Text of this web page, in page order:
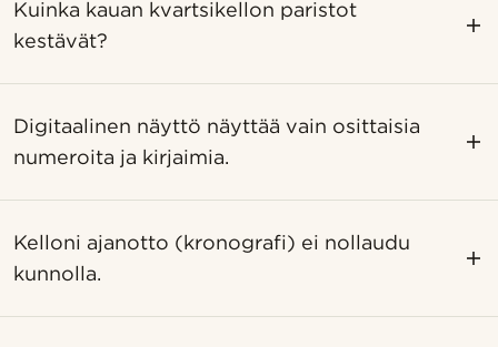
Kuinka kauan kvartsikellon paristot
kestävät?
Digitaalinen näyttö näyttää vain osittaisia ​​
numeroita ja kirjaimia.
Kelloni ajanotto (kronografi) ei nollaudu
kunnolla.